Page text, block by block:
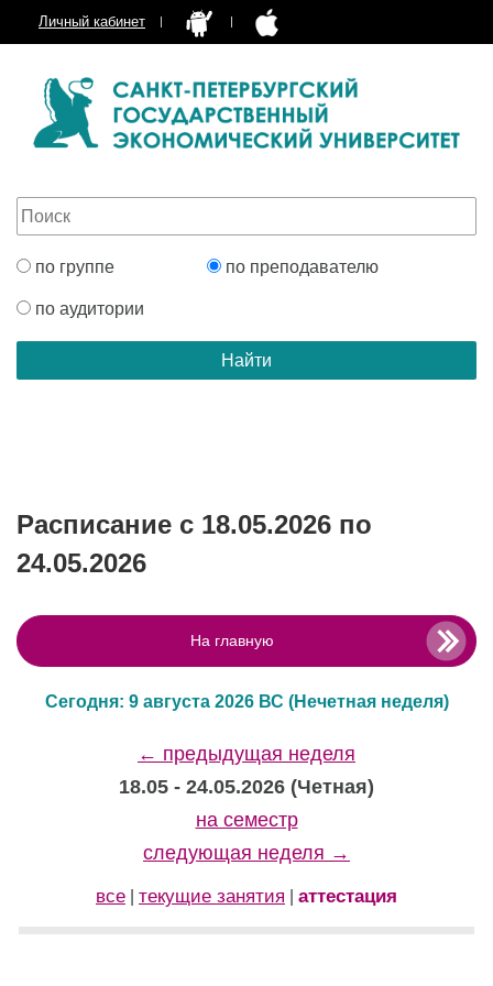
Личный кабинет
по группе по преподавателю
по аудитории
Расписание с 18.05.2026 по
24.05.2026
На главную
Сегодня: 9 августа 2026 ВС (Нечетная неделя)
← предыдущая неделя
18.05 - 24.05.2026 (Четная)
на семестр
следующая неделя →
все текущие занятия аттестация